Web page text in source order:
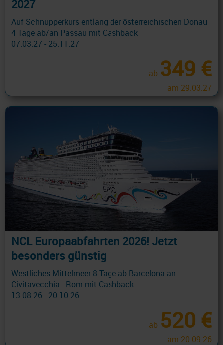
2027
Auf Schnupperkurs entlang der österreichischen Donau
4 Tage ab/an Passau mit Cashback
07.03.27 - 25.11.27
ab 349 €
am 29.03.27
NCL Europaabfahrten 2026! Jetzt
besonders günstig
Westliches Mittelmeer 8 Tage ab Barcelona an
Civitavecchia - Rom mit Cashback
13.08.26 - 20.10.26
ab 520 €
am 20.09.26